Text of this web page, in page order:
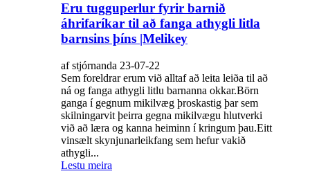
Eru tugguperlur fyrir barnið
áhrifaríkar til að fanga athygli litla
barnsins þíns |Melikey
af stjórnanda 23-07-22
Sem foreldrar erum við alltaf að leita leiða til að
ná og fanga athygli litlu barnanna okkar.Börn
ganga í gegnum mikilvæg þroskastig þar sem
skilningarvit þeirra gegna mikilvægu hlutverki
við að læra og kanna heiminn í kringum þau.Eitt
vinsælt skynjunarleikfang sem hefur vakið
athygli...
Lestu meira